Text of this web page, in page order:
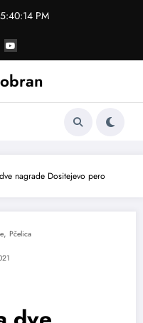
5:40:15 PM
nagrade Dositejevo pero
, Pčelica